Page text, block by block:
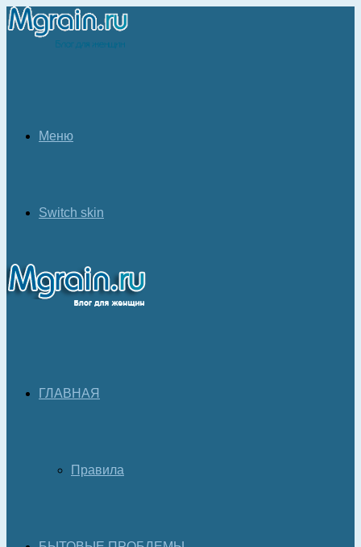
Меню
Switch skin
ГЛАВНАЯ
Правила